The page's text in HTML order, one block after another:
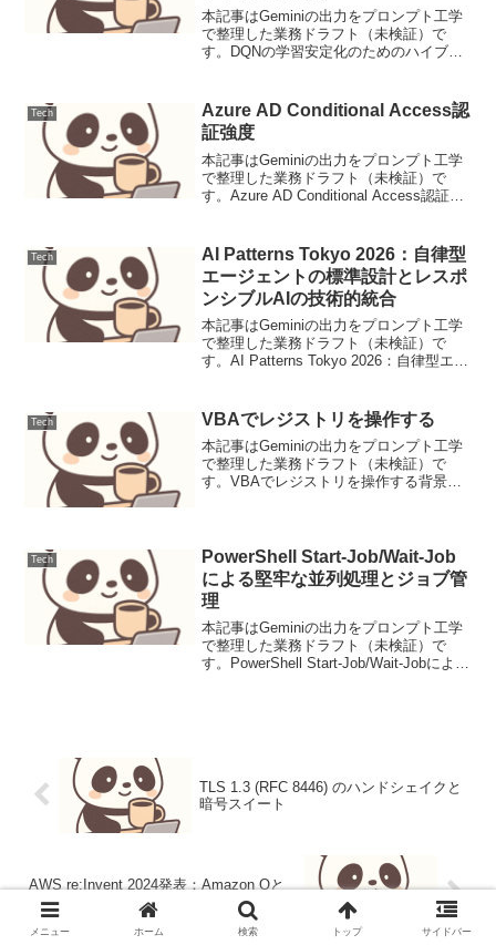
本記事はGeminiの出力をプロンプト工学
で整理した業務ドラフト（未検証）で
す。DQNの学習安定化のためのハイブリ
Network (DQN) は、深層学習と強化学
習...
Tech
Azure AD Conditional Access認
証強度
本記事はGeminiの出力をプロンプト工学
で整理した業務ドラフト（未検証）で
す。Azure AD Conditional Access認証強
Tech
AI Patterns Tokyo 2026：自律型
エージェントの標準設計とレスポ
ンシブルAIの技術的統合
本記事はGeminiの出力をプロンプト工学
で整理した業務ドラフト（未検証）で
す。AI Patterns Tokyo 2026：自律型エー
ジェントの社会実装に向けた、信...
Tech VBAでレジストリを操作する
本記事はGeminiの出力をプロンプト工学
で整理した業務ドラフト（未検証）で
す。VBAでレジストリを操作する背景と
ー...
Tech
PowerShell Start-Job/Wait-Job
による堅牢な並列処理とジョブ管
理
本記事はGeminiの出力をプロンプト工学
で整理した業務ドラフト（未検証）で
す。PowerShell Start-Job/Wait-Jobによる
TLS 1.3 (RFC 8446) のハンドシェイクと
暗号スイート
AWS re:Invent 2024発表：Amazon Qと
Bedrockの新機能
メニュー ホーム 検索 トップ サイドバー